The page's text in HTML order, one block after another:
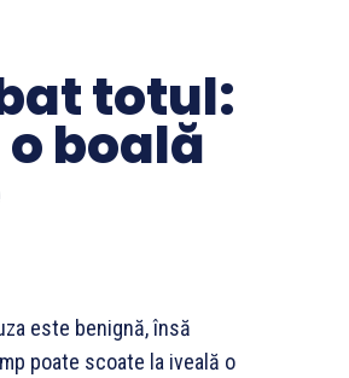
totul:
boală
este benignă, însă
poate scoate la iveală o